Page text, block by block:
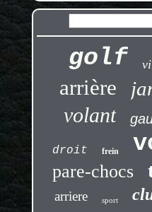
golf
arrière
volant
droit frein
pare-chocs
arriere sport